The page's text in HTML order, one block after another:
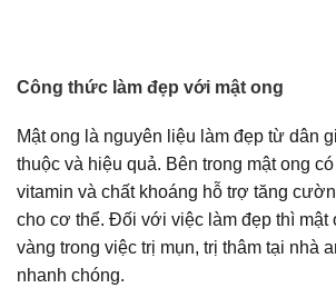
Công thức làm đẹp với mật ong
Mật ong là nguyên liệu làm đẹp từ dân
thuộc và hiệu quả. Bên trong mật ong
vitamin và chất khoáng hỗ trợ tăng
cho cơ thể. Đối với việc làm đẹp thì mật
vàng trong việc trị mụn, trị thâm tại nhà
nhanh chóng.